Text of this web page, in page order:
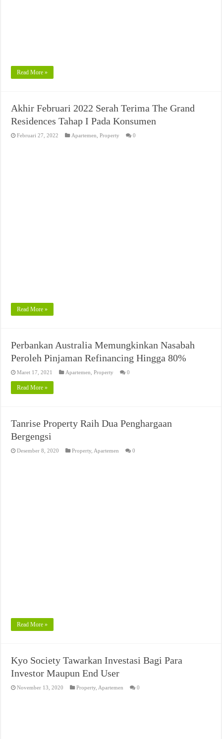
Read More »
Akhir Februari 2022 Serah Terima The Grand
Residences Tahap I Pada Konsumen
Februari 27, 2022 Apartemen ,Property 0
Read More »
Perbankan Australia Memungkinkan Nasabah
Peroleh Pinjaman Refinancing Hingga 80%
Maret 17, 2021 Apartemen ,Property 0
Read More »
Tanrise Property Raih Dua Penghargaan
Bergengsi
Desember 8, 2020 Property Apartemen 0
Read More »
Kyo Society Tawarkan Investasi Bagi Para
Investor Maupun End User
November 13, 2020 Property Apartemen 0